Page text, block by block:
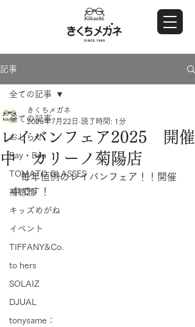
記事
全ての記事
おしらせ
Ray・Ban
TOMATO GLASSES
補聴器
キッズめがね
イベント
TIFFANY&Co.
to hers
SOLAIZ
DJUAL
tonysame：
全ての記事
レイバンフェア2025 開催
中 カリーノ菊陽店
きくちメガネ
2025年7月22日 読了時間: 1分
毎年恒例のレイバンフェア！！開催
中です！